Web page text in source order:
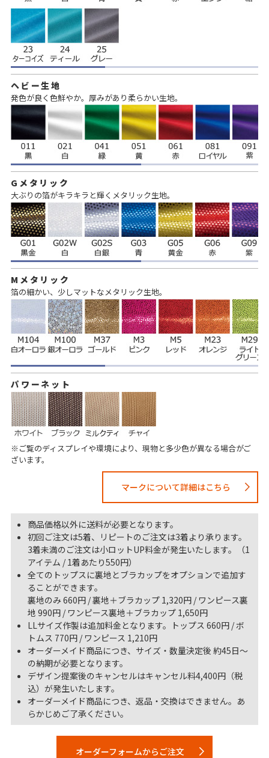
ヘビー生地
発色が良く色鮮やか。厚みがあり柔らかい生地。
Gメタリック
大ぶりの箔がキラキラと輝くメタリック生地。
Mメタリック
箔の細かい、少しマットなメタリック生地。
パワーネット
※ご覧のディスプレイや環境により、現物と多少色が異なる場合がご
ざいます。
マークについて詳細はこちら
商品価格以外に送料が必要となります。
初回ご注文は5着、リピートのご注文は3着より承ります。
3着未満のご注文は小ロットUP料金が発生いたします。（1
アイテム / 1着あたり550円）
全てのトップスに裏地とブラカップをオプションで追加す
ることができます。
裏地のみ 660円 / 裏地＋ブラカップ 1,320円 / ワンピース裏
地 990円 / ワンピース裏地＋ブラカップ 1,650円
LLサイズ作製は追加料金となります。トップス 660円 / ボ
トムス 770円 / ワンピース 1,210円
オーダーメイド商品につき、サイズ・数量決定後 約45日～
の納期が必要となります。
デザイン提案後のキャンセルはキャンセル料4,400円（税
込）が発生いたします。
オーダーメイド商品につき、返品・交換はできません。あ
らかじめご了承ください。
オーダーフォームからご注文